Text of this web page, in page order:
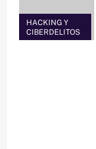
HACKING Y
CIBERDELITOS